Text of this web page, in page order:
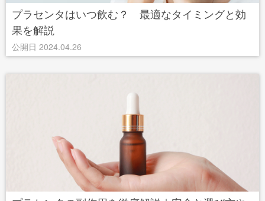
プラセンタはいつ飲む？ 最適なタイミングと効
果を解説
公開日 2024.04.26